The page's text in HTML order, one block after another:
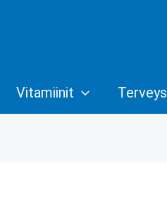
Vitamiinit Terveys